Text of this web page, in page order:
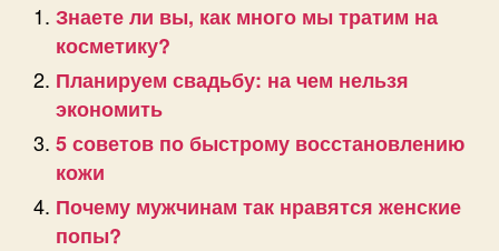
Знаете ли вы, как много мы тратим на
косметику?
Планируем свадьбу: на чем нельзя
экономить
5 советов по быстрому восстановлению
кожи
Почему мужчинам так нравятся женские
попы?